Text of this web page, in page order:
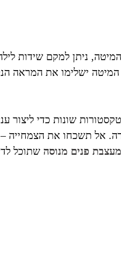
ניתן למקם שידות
ישלימו את המראה
שונות כדי ליצור
אל תשכחו את הצמחייה –
מעצבת פנים מנוסה שתוכל